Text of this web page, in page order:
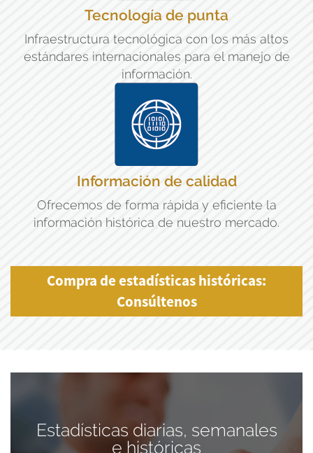
Tecnología de punta
Infraestructura tecnológica con los más altos
estándares internacionales para el manejo de
información.
Información de calidad
Ofrecemos de forma rápida y eficiente la
información histórica de nuestro mercado.
Compra de estadísticas históricas:
Consúltenos
Estadísticas diarias, semanales
e históricas